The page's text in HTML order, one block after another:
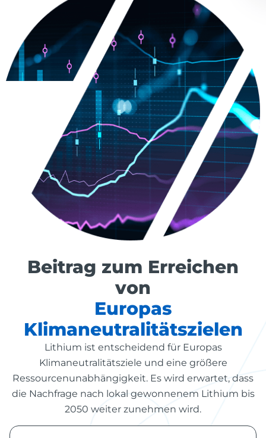
Beitrag zum Erreichen
von
Europas
Klimaneutralitätszielen
Lithium ist entscheidend für Europas
Klimaneutralitätsziele und eine größere
Ressourcenunabhängigkeit. Es wird erwartet, dass
die Nachfrage nach lokal gewonnenem Lithium bis
2050 weiter zunehmen wird.